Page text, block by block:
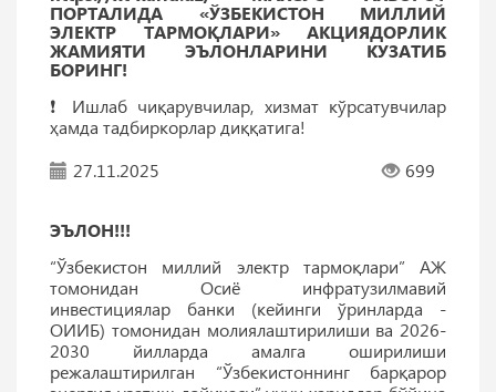
ПОРТАЛИДА «ЎЗБЕКИСТОН МИЛЛИЙ
ЭЛЕКТР ТАРМОҚЛАРИ» АКЦИЯДОРЛИК
ЖАМИЯТИ ЭЪЛОНЛАРИНИ КУЗАТИБ
БОРИНГ!
❗️ Ишлаб чиқарувчилар, хизмат кўрсатувчилар
ҳамда тадбиркорлар диққатига!
27.11.2025
699
ЭЪЛОН!!!
“Ўзбекистон миллий электр тармоқлари” АЖ
томонидан Осиё инфратузилмавий
инвестициялар банки (кейинги ўринларда -
ОИИБ) томонидан молиялаштирилиши ва 2026-
2030 йилларда амалга оширилиши
режалаштирилган “Ўзбекистоннинг барқарор